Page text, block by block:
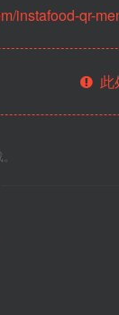
instafood-qr-
此